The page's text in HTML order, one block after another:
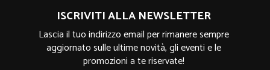
ISCRIVITI ALLA NEWSLETTER
Lascia il tuo indirizzo email per rimanere sempre
aggiornato sulle ultime novità, gli eventi e le
promozioni a te riservate!